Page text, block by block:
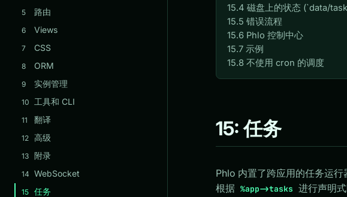
5 路由
6 Views
7 CSS
8 ORM
9 实例管理
10 工具和 CLI
11 翻译
12 高级
13 附录
14 WebSocket
15 任务
15.4 磁盘上的状态 (`data/
15.5 错误流程
15.6 Phlo 控制中心
15.7 示例
15.8 不使用 cron 的调度
15: 任务
Phlo 内置了跨应用的任务运
根据 %app->tasks 进行声明